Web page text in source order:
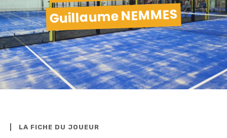
Guillaume NEMMES
LA FICHE DU JOUEUR